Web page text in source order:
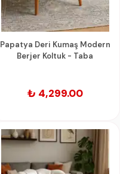
Papatya Deri Kumaş Modern
Berjer Koltuk - Taba
₺ 4,299.00